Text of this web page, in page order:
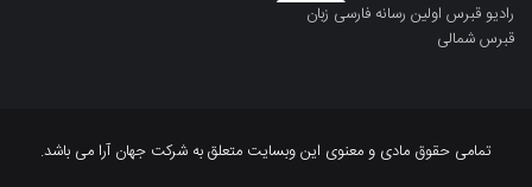
رادیو قبرس اولین رسانه فارسی زبان
قبرس شمالی
تمامی حقوق مادی و معنوی این وبسایت متعلق به شرکت جهان آرا می باشد.